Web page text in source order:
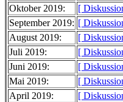
Oktober 2019:
[
September 2019: [
August 2019:
[
Juli 2019:
[
Juni 2019:
[
Mai 2019:
[
April 2019:
[